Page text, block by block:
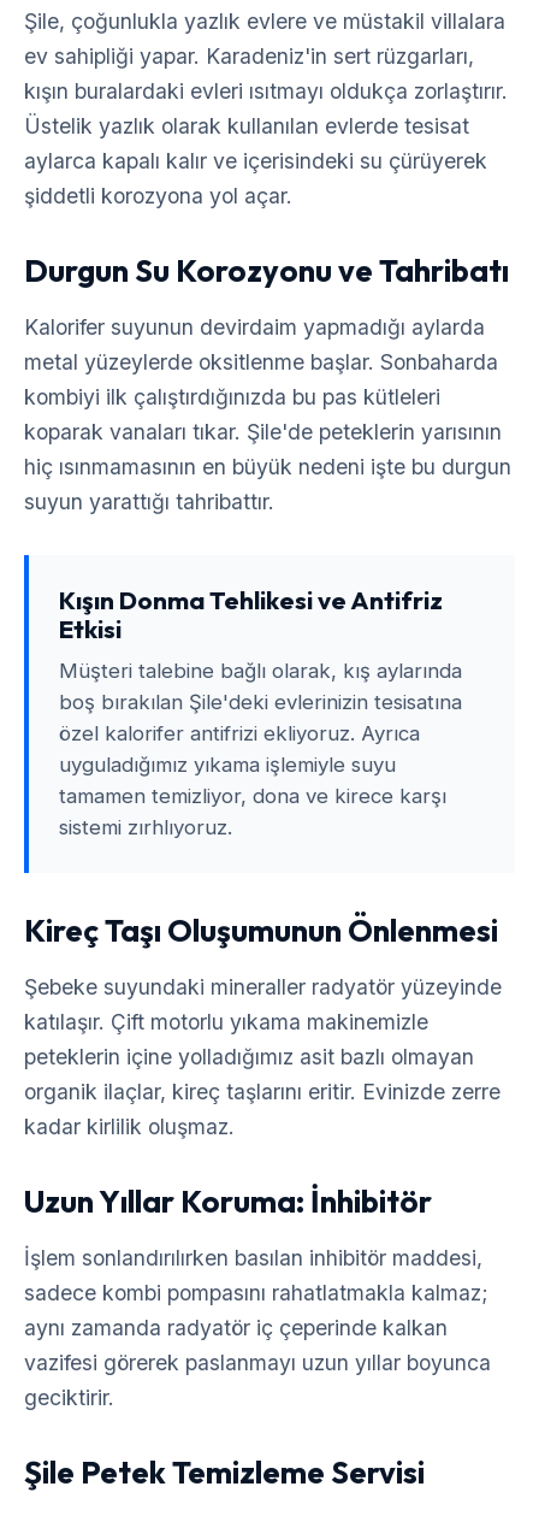
Şile, çoğunlukla yazlık evlere ve müstakil villalara
ev sahipliği yapar. Karadeniz'in sert rüzgarları,
kışın buralardaki evleri ısıtmayı oldukça zorlaştırır.
Üstelik yazlık olarak kullanılan evlerde tesisat
aylarca kapalı kalır ve içerisindeki su çürüyerek
şiddetli korozyona yol açar.
Durgun Su Korozyonu ve Tahribatı
Kalorifer suyunun devirdaim yapmadığı aylarda
metal yüzeylerde oksitlenme başlar. Sonbaharda
kombiyi ilk çalıştırdığınızda bu pas kütleleri
koparak vanaları tıkar. Şile'de peteklerin yarısının
hiç ısınmamasının en büyük nedeni işte bu durgun
suyun yarattığı tahribattır.
Kışın Donma Tehlikesi ve Antifriz
Etkisi
Müşteri talebine bağlı olarak, kış aylarında
boş bırakılan Şile'deki evlerinizin tesisatına
özel kalorifer antifrizi ekliyoruz. Ayrıca
uyguladığımız yıkama işlemiyle suyu
tamamen temizliyor, dona ve kirece karşı
sistemi zırhlıyoruz.
Kireç Taşı Oluşumunun Önlenmesi
Şebeke suyundaki mineraller radyatör yüzeyinde
katılaşır. Çift motorlu yıkama makinemizle
peteklerin içine yolladığımız asit bazlı olmayan
organik ilaçlar, kireç taşlarını eritir. Evinizde zerre
kadar kirlilik oluşmaz.
Uzun Yıllar Koruma: İnhibitör
İşlem sonlandırılırken basılan inhibitör maddesi,
sadece kombi pompasını rahatlatmakla kalmaz;
aynı zamanda radyatör iç çeperinde kalkan
vazifesi görerek paslanmayı uzun yıllar boyunca
geciktirir.
Şile Petek Temizleme Servisi